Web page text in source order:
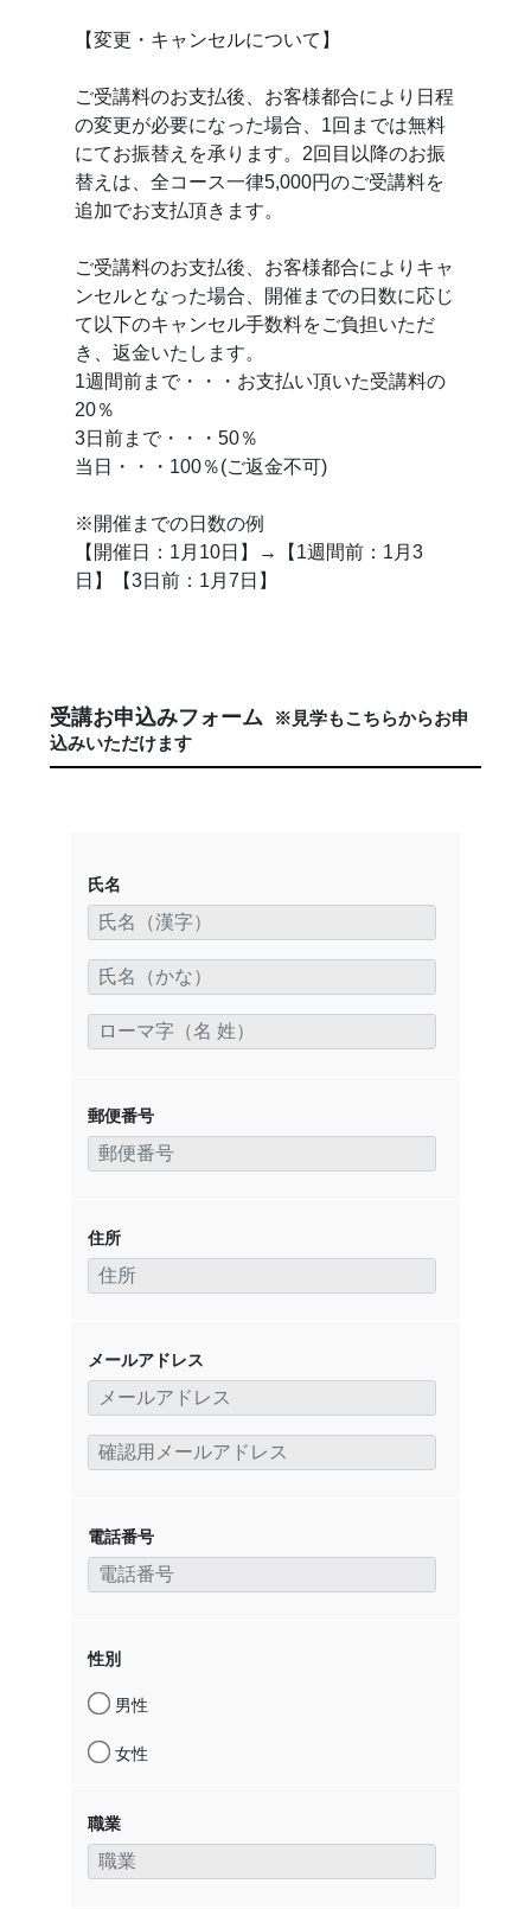
【変更・キャンセルについて】
ご受講料のお支払後、お客様都合により日程
の変更が必要になった場合、1回までは無料
にてお振替えを承ります。2回目以降のお振
替えは、全コース一律5,000円のご受講料を
追加でお支払頂きます。
ご受講料のお支払後、お客様都合によりキャ
ンセルとなった場合、開催までの日数に応じ
て以下のキャンセル手数料をご負担いただ
き、返金いたします。
1週間前まで・・・お支払い頂いた受講料の
20％
3日前まで・・・50％
当日・・・100％(ご返金不可)
※開催までの日数の例
【開催日：1月10日】→【1週間前：1月3
日】【3日前：1月7日】
受講お申込みフォーム
※見学もこちらからお申
込みいただけます
氏名
郵便番号
住所
メールアドレス
電話番号
性別
男性
女性
職業